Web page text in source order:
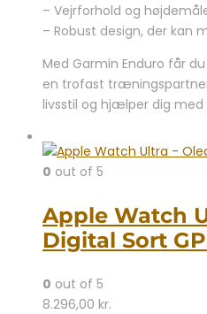
– Vejrforhold og
– Robust design, der kan
Med Garmin Enduro får
en trofast
livsstil og hjælper dig med
0 out of 5
Apple Watch
Digital Sort
0 out of 5
8.296,00 kr.